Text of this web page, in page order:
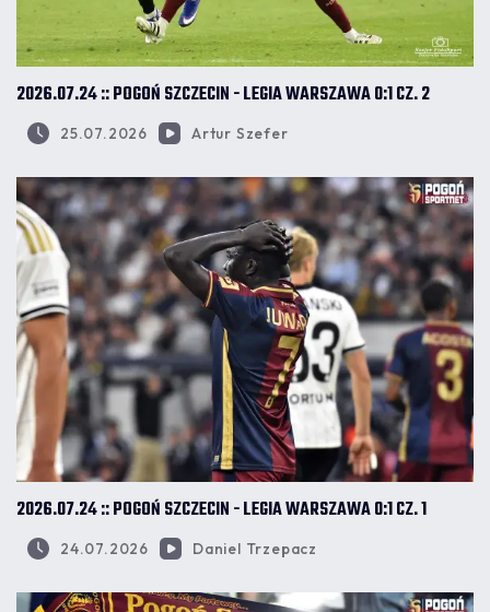
2026.07.24 :: POGOŃ SZCZECIN - LEGIA WARSZAWA 0:1 CZ. 2
25.07.2026 Artur Szefer
2026.07.24 :: POGOŃ SZCZECIN - LEGIA WARSZAWA 0:1 CZ. 1
24.07.2026 Daniel Trzepacz